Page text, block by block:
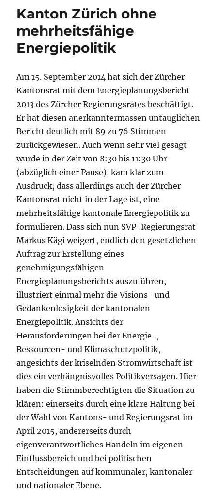
Kanton Zürich ohne
mehrheitsfähige
Energiepolitik
Am 15. September 2014 hat sich der Zürcher
Kantonsrat mit dem Energieplanungsbericht
2013 des Zürcher Regierungsrates beschäftigt.
Er hat diesen anerkanntermassen untauglichen
Bericht deutlich mit 89 zu 76 Stimmen
zurückgewiesen. Auch wenn sehr viel gesagt
wurde in der Zeit von 8:30 bis 11:30 Uhr
(abzüglich einer Pause), kam klar zum
Ausdruck, dass allerdings auch der Zürcher
Kantonsrat nicht in der Lage ist, eine
mehrheitsfähige kantonale Energiepolitik zu
formulieren. Dass sich nun SVP-Regierungsrat
Markus Kägi weigert, endlich den gesetzlichen
Auftrag zur Erstellung eines
genehmigungsfähigen
Energieplanungsberichts auszuführen,
illustriert einmal mehr die Visions- und
Gedankenlosigkeit der kantonalen
Energiepolitik. Ansichts der
Herausforderungen bei der Energie-,
Ressourcen- und Klimaschutzpolitik,
angesichts der kriselnden Stromwirtschaft ist
dies ein verhängnisvolles Politikversagen. Hier
haben die Stimmberechtigten die Situation zu
klären: einerseits durch eine klare Haltung bei
der Wahl von Kantons- und Regierungsrat im
April 2015, andererseits durch
eigenverantwortliches Handeln im eigenen
Einflussbereich und bei politischen
Entscheidungen auf kommunaler, kantonaler
und nationaler Ebene.